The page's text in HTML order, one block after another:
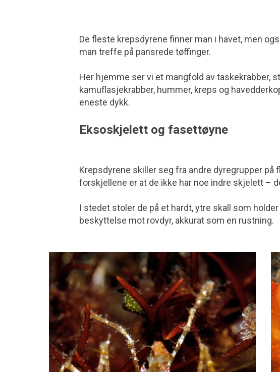
De fleste krepsdyrene finner man i havet, men
man treffe på pansrede tøffinger.
Her hjemme ser vi et mangfold av taskekrabber,
kamuflasjekrabber, hummer, kreps og
eneste dykk.
Eksoskjelett og fasettøyne
Krepsdyrene skiller seg fra andre dyregrupper på
forskjellene er at de ikke har noe indre skjelett –
I stedet stoler de på et hardt, ytre skall som
beskyttelse mot rovdyr, akkurat som en rustning.